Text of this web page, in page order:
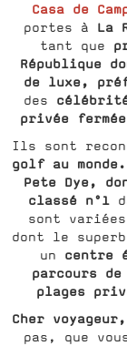
Casa de
portes à La
tant que
République
de luxe,
des
privée fermée
Ils sont
golf au monde.
Pete Dye,
classé n°1
sont variées
dont le
un centre
parcours
plages
Cher voyageur,
pas, que